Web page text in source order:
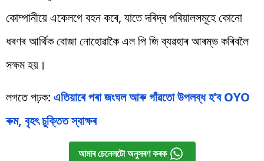
কোম্পানীয়ে একেলগে বহন কৰে, যাতে দৰিদ্ৰ পৰিয়ালসমূহে কোনো
ধৰণৰ আৰ্থিক বোজা নোহোৱাকৈ এল পি জি ব্যৱহাৰ আৰম্ভ কৰিবলৈ
সক্ষম হয়।
লগতে পঢ়ক: এতিয়াৰে পৰা জংঘল আৰু গাঁৱতো উপলব্ধ হ’ব OYO
ৰুম, বৃহৎ চুক্তিত স্বাক্ষৰ
আমাৰ চেনেলটো অনুসৰণ কৰক